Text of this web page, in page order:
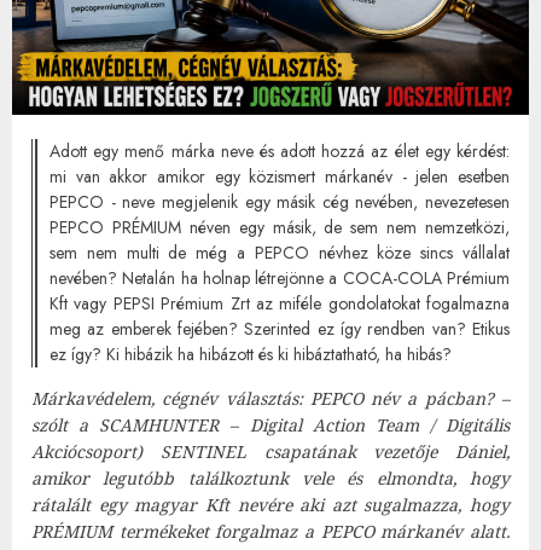
Adott egy menő márka neve és adott hozzá az élet egy kérdést:
mi van akkor amikor egy közismert márkanév - jelen esetben
PEPCO - neve megjelenik egy másik cég nevében, nevezetesen
PEPCO PRÉMIUM néven egy másik, de sem nem nemzetközi,
sem nem multi de még a PEPCO névhez köze sincs vállalat
nevében? Netalán ha holnap létrejönne a COCA-COLA Prémium
Kft vagy PEPSI Prémium Zrt az miféle gondolatokat fogalmazna
meg az emberek fejében? Szerinted ez így rendben van? Etikus
ez így? Ki hibázik ha hibázott és ki hibáztatható, ha hibás?
Márkavédelem, cégnév választás: PEPCO név a pácban? –
szólt a SCAMHUNTER – Digital Action Team / Digitális
Akciócsoport) SENTINEL csapatának vezetője Dániel,
amikor legutóbb találkoztunk vele és elmondta, hogy
rátalált egy magyar Kft nevére aki azt sugalmazza, hogy
PRÉMIUM termékeket forgalmaz a PEPCO márkanév alatt.